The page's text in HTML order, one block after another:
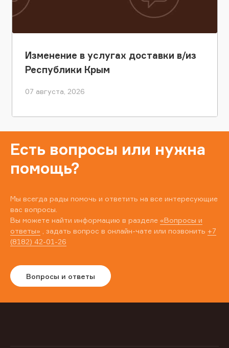
Изменение в услугах доставки в/из
Республики Крым
07 августа, 2026
Есть вопросы или нужна
помощь?
Мы всегда рады помочь и ответить на все интересующие
вас вопросы.
Вы можете найти информацию в разделе «Вопросы и
ответы» , задать вопрос в онлайн-чате или позвонить +7
(8182) 42-01-26
Вопросы и ответы